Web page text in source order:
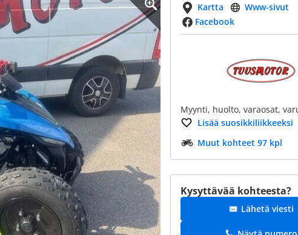
Kartta
Www-sivut
Facebook
Myynti, huolto, varaosat,
Lisää suosikkiliikkeeksi
Muut kohteet 97 kpl
Kysyttävää kohteesta?
Lähetä viesti